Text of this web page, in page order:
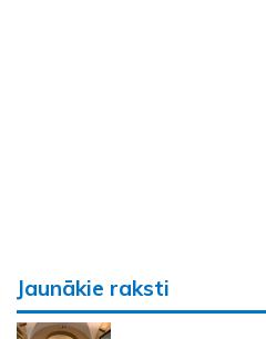
Jaunākie raksti